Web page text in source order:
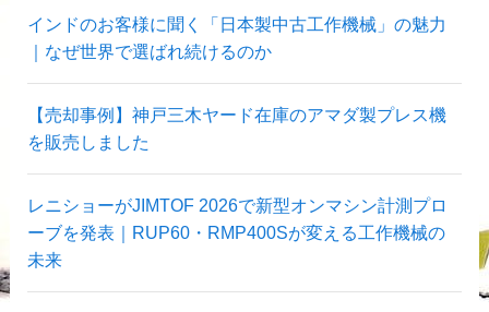
インドのお客様に聞く「日本製中古工作機械」の魅力
｜なぜ世界で選ばれ続けるのか
【売却事例】神戸三木ヤード在庫のアマダ製プレス機
を販売しました
レニショーがJIMTOF 2026で新型オンマシン計測プロ
ーブを発表｜RUP60・RMP400Sが変える工作機械の
未来